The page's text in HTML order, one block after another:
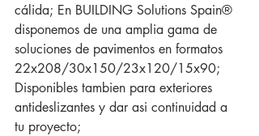
cálida; En BUILDING Solutions Spain®
disponemos de una amplia gama de
soluciones de pavimentos en formatos
22x208/30x150/23x120/15x90;
Disponibles tambien para exteriores
antideslizantes y dar asi continuidad a
tu proyecto;